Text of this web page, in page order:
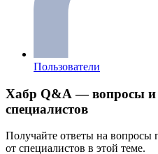
Пользователи
Хабр Q&A — вопросы и
специалистов
Получайте ответы на вопросы
от специалистов в этой теме.